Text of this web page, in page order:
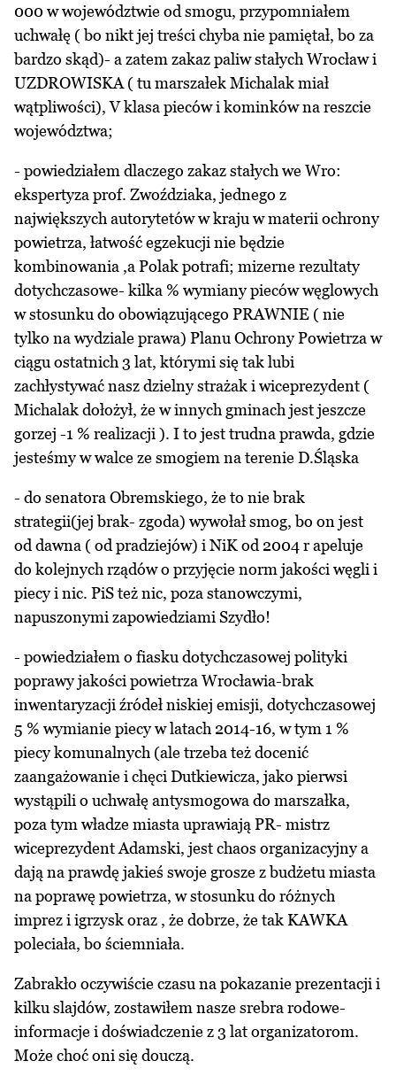
000 w województwie od smogu, przypomniałem
uchwałę ( bo nikt jej treści chyba nie pamiętał, bo za
bardzo skąd)- a zatem zakaz paliw stałych Wrocław i
UZDROWISKA ( tu marszałek Michalak miał
wątpliwości), V klasa pieców i kominków na reszcie
województwa;
- powiedziałem dlaczego zakaz stałych we Wro:
ekspertyza prof. Zwoździaka, jednego z
największych autorytetów w kraju w materii ochrony
powietrza, łatwość egzekucji nie będzie
kombinowania ,a Polak potrafi; mizerne rezultaty
dotychczasowe- kilka % wymiany pieców węglowych
w stosunku do obowiązującego PRAWNIE ( nie
tylko na wydziale prawa) Planu Ochrony Powietrza w
ciągu ostatnich 3 lat, którymi się tak lubi
zachłystywać nasz dzielny strażak i wiceprezydent (
Michalak dołożył, że w innych gminach jest jeszcze
gorzej -1 % realizacji ). I to jest trudna prawda, gdzie
jesteśmy w walce ze smogiem na terenie D.Śląska
- do senatora Obremskiego, że to nie brak
strategii(jej brak- zgoda) wywołał smog, bo on jest
od dawna ( od pradziejów) i NiK od 2004 r apeluje
do kolejnych rządów o przyjęcie norm jakości węgli i
piecy i nic. PiS też nic, poza stanowczymi,
napuszonymi zapowiedziami Szydło!
- powiedziałem o fiasku dotychczasowej polityki
poprawy jakości powietrza Wrocławia-brak
inwentaryzacji źródeł niskiej emisji, dotychczasowej
5 % wymianie piecy w latach 2014-16, w tym 1 %
piecy komunalnych (ale trzeba też docenić
zaangażowanie i chęci Dutkiewicza, jako pierwsi
wystąpili o uchwałę antysmogowa do marszałka,
poza tym władze miasta uprawiają PR- mistrz
wiceprezydent Adamski, jest chaos organizacyjny a
dają na prawdę jakieś swoje grosze z budżetu miasta
na poprawę powietrza, w stosunku do różnych
imprez i igrzysk oraz , że dobrze, że tak KAWKA
poleciała, bo ściemniała.
Zabrakło oczywiście czasu na pokazanie prezentacji i
kilku slajdów, zostawiłem nasze srebra rodowe-
informacje i doświadczenie z 3 lat organizatorom.
Może choć oni się douczą.